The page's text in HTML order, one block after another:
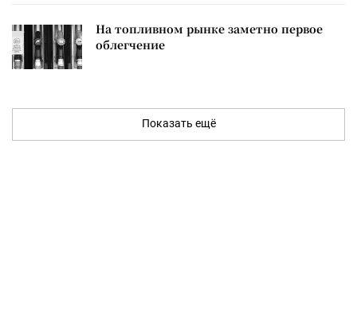
На топливном рынке заметно первое
облегчение
Показать ещё